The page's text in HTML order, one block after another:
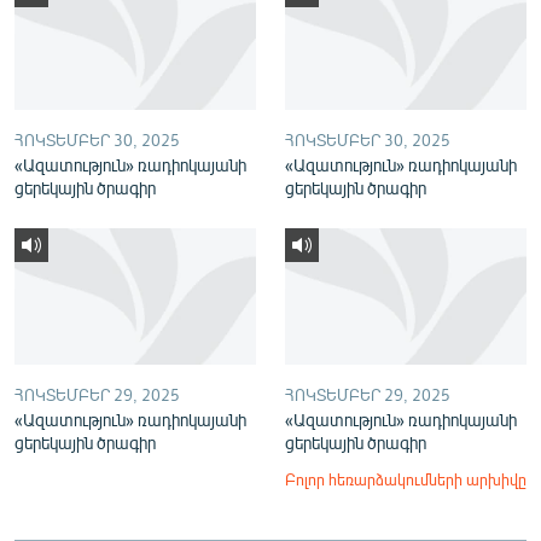
ՀԵՏԵՎԵՔ ՄԵԶ
ՀՈԿՏԵՄԲԵՐ 30, 2025
«Ազատություն» ռադիոկայանի
ցերեկային ծրագիր
ՀՈԿՏԵՄԲԵՐ 30, 2025
«Ազատություն» ռադիոկայանի
ցերեկային ծրագիր
ՀՈԿՏԵՄԲԵՐ 29, 2025
«Ազատություն» ռադիոկայանի
ցերեկային ծրագիր
ՀՈԿՏԵՄԲԵՐ 29, 2025
«Ազատություն» ռադիոկայանի
ցերեկային ծրագիր
Բոլոր հեռարձակումների արխիվը